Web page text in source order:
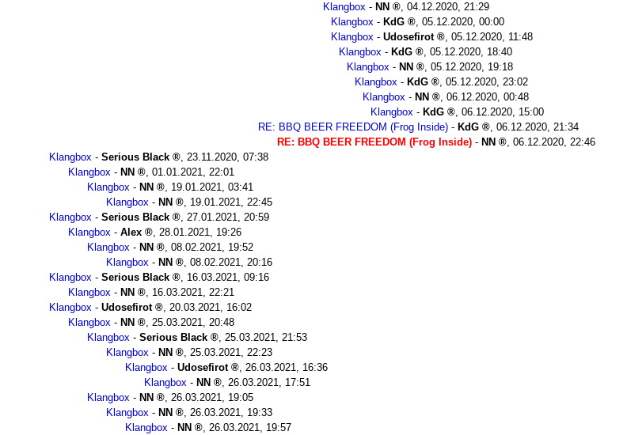
Klangbox - NN , 04.12.2020, 21:29
Klangbox - KdG , 05.12.2020, 00:00
Klangbox - Udosefirot , 05.12.2020, 11:48
Klangbox - KdG , 05.12.2020, 18:40
Klangbox - NN , 05.12.2020, 19:18
Klangbox - KdG , 05.12.2020, 23:02
Klangbox - NN , 06.12.2020, 00:48
Klangbox - KdG , 06.12.2020, 15:00
RE: BBQ BEER FREEDOM (Frog Inside) - KdG , 06.12.2020, 21:34
RE: BBQ BEER FREEDOM (Frog Inside) - NN , 06.12.2020, 22:46
Klangbox - Serious Black , 23.11.2020, 07:38
Klangbox - NN , 01.01.2021, 22:01
Klangbox - NN , 19.01.2021, 03:41
Klangbox - NN , 19.01.2021, 22:45
Klangbox - Serious Black , 27.01.2021, 20:59
Klangbox - Alex , 28.01.2021, 19:26
Klangbox - NN , 08.02.2021, 19:52
Klangbox - NN , 08.02.2021, 20:16
Klangbox - Serious Black , 16.03.2021, 09:16
Klangbox - NN , 16.03.2021, 22:21
Klangbox - Udosefirot , 20.03.2021, 16:02
Klangbox - NN , 25.03.2021, 20:48
Klangbox - Serious Black , 25.03.2021, 21:53
Klangbox - NN , 25.03.2021, 22:23
Klangbox - Udosefirot , 26.03.2021, 16:36
Klangbox - NN , 26.03.2021, 17:51
Klangbox - NN , 26.03.2021, 19:05
Klangbox - NN , 26.03.2021, 19:33
Klangbox - NN , 26.03.2021, 19:57